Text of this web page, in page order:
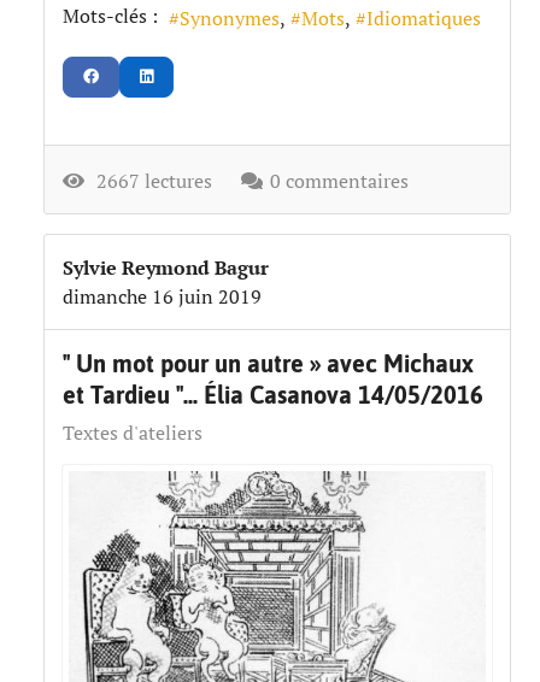
Mots-clés : Synonymes Mots Idiomatiques
2667 lectures 0 commentaires
Sylvie Reymond Bagur
dimanche 16 juin 2019
" Un mot pour un autre » avec Michaux
et Tardieu "... Élia Casanova 14/05/2016
Textes d'ateliers